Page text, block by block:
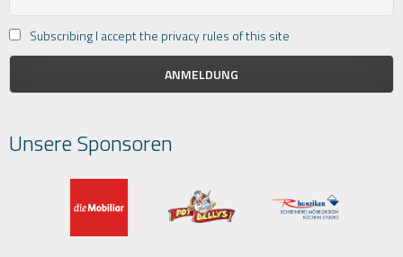
Subscribing I accept the privacy rules of this site
Unsere Sponsoren